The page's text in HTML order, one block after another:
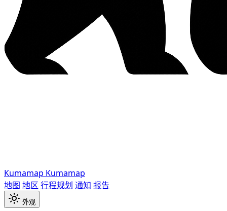
Kumamap Kumamap
地图 地区 行程规划 通知 报告
外观